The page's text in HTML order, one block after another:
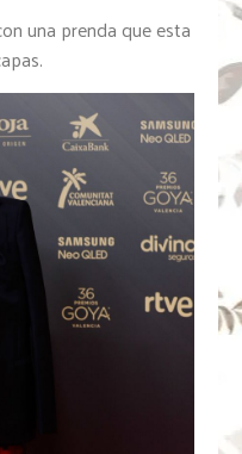
una prenda que esta